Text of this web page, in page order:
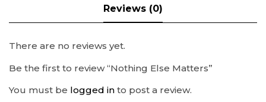
There are no reviews yet.
Be the first to review “Nothing Else Matters”
You must be logged in to post a review.